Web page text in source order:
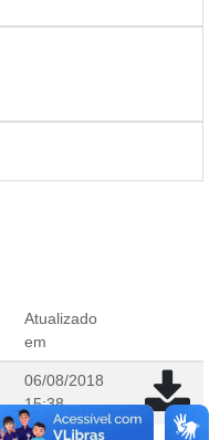
Atualizado
em
06/08/2018
15:38